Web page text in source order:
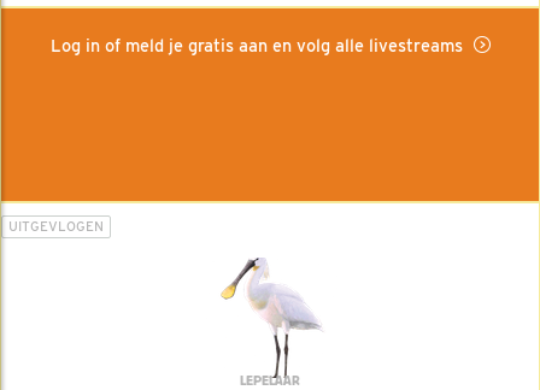
Log in of meld je gratis aan en volg alle livestreams
UITGEVLOGEN
LEPELAAR